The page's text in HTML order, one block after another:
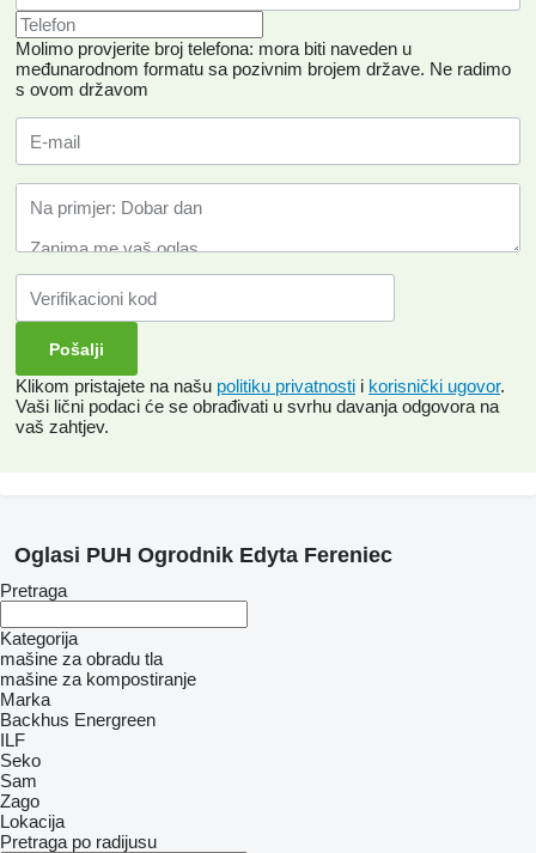
Molimo provjerite broj telefona: mora biti naveden u
međunarodnom formatu sa pozivnim brojem države. Ne radimo
s ovom državom
Klikom pristajete na našu politiku privatnosti i korisnički ugovor.
Vaši lični podaci će se obrađivati ​​u svrhu davanja odgovora na
vaš zahtjev.
Oglasi PUH Ogrodnik Edyta Fereniec
Pretraga
Kategorija
mašine za obradu tla
mašine za kompostiranje
Marka
Backhus Energreen
ILF
Seko
Sam
Zago
Lokacija
Pretraga po radijusu